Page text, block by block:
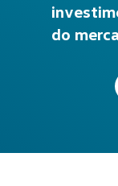
do